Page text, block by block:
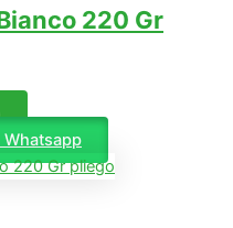
220 Gr